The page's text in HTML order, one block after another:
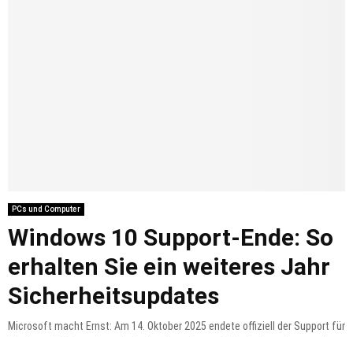
PCs und Computer
Windows 10 Support-Ende: So
erhalten Sie ein weiteres Jahr
Sicherheitsupdates
Microsoft macht Ernst: Am 14. Oktober 2025 endete offiziell der Support für